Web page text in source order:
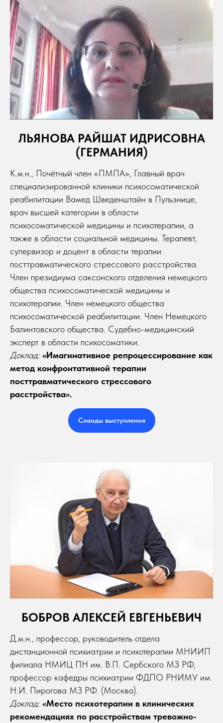
ЛЬЯНОВА РАЙШАТ ИДРИСОВНА
(ГЕРМАНИЯ)
К.м.н., Почётный член «ПМПА», Главный врач
специализированной клиники психосоматической
реабилитации Вамед Шведенштайн в Пульзнице,
врач высшей категории в области
психосоматической медицины и психотерапии, а
также в области социальной медицины. Терапевт,
супервизор и доцент в области терапии
посттравматического стрессового расстройства.
Член президиума саксонского отделения немецкого
общества психосоматической медицины и
психотерапии. Член немецкого общества
психосоматической реабилитации. Член Немецкого
Балинтовского общества. Судебно-медицинский
эксперт в области психосоматики.
Доклад: «Имагинативное репроцессирование как
метод конфронтативной терапии
посттравматического стрессового
расстройства».
Слаиды выступления
БОБРОВ АЛЕКСЕЙ ЕВГЕНЬЕВИЧ
Д.м.н., профессор, руководитель отдела
дистанционной психиатрии и психотерапии МНИИП
филиала НМИЦ ПН им. В.П. Сербского МЗ РФ,
профессор кафедры психиатрии ФДПО РНИМУ им.
Н.И. Пирогова МЗ РФ. (Москва).
Доклад: «Место психотерапии в клинических
рекомендациях по расстройствам тревожно-